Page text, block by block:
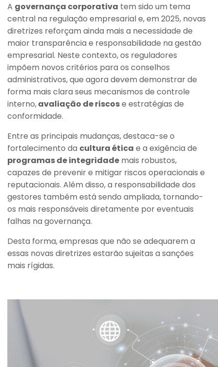
A governança corporativa tem sido um tema
central na regulação empresarial e, em 2025, novas
diretrizes reforçam ainda mais a necessidade de
maior transparência e responsabilidade na gestão
empresarial. Neste contexto, os reguladores
impõem novos critérios para os conselhos
administrativos, que agora devem demonstrar de
forma mais clara seus mecanismos de controle
interno,avaliação de riscose estratégias de
conformidade.
Entre as principais mudanças, destaca-se o
fortalecimento da cultura ética e a exigência de
programas de integridade mais robustos,
capazes de prevenir e mitigar riscos operacionais e
reputacionais. Além disso, a responsabilidade dos
gestores também está sendo ampliada, tornando-
os mais responsáveis diretamente por eventuais
falhas na governança.
Desta forma, empresas que não se adequarem a
essas novas diretrizes estarão sujeitas a sanções
mais rígidas.